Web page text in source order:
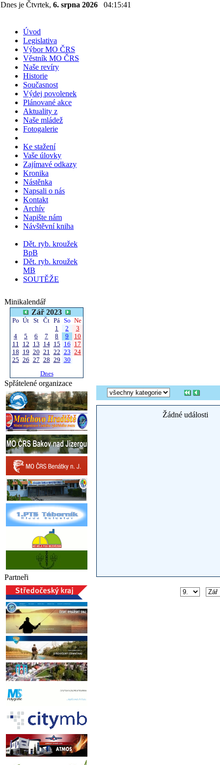
Dnes je Čtvrtek, 6. srpna 2026 04:15:41
Úvod
Legislativa
Výbor MO ČRS
Věstník MO ČRS
Naše revíry
Historie
Současnost
Výdej povolenek
Plánované akce
Aktuality z
Naše mládež
Fotogalerie
Ke stažení
Vaše úlovky
Zajímavé odkazy
Kronika
Nástěnka
Napsali o nás
Kontakt
Archív
Napište nám
Návštěvní kniha
Dět. ryb. kroužek
BpB
Dět. ryb. kroužek
MB
SOUTĚŽE
Minikalendář
Zář 2023
Po Út St Čt Pá So Ne
1
2
3
4
5 6 7 8 9
10
11 12 13 14 15 16 17
18 19 20 21 22 23 24
25 26 27 28 29 30
Dnes
Spřátelené organizace
Partneři
Žádné události